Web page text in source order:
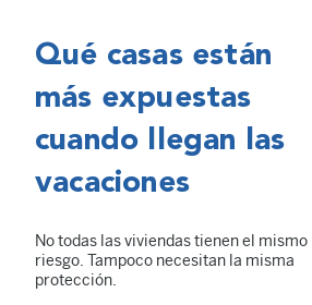
Qué casas están
más expuestas
cuando llegan las
vacaciones
No todas las viviendas tienen el mismo
riesgo. Tampoco necesitan la misma
protección.